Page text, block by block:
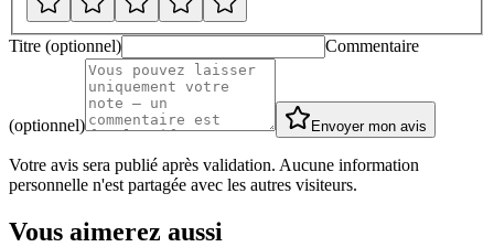
Titre (optionnel) Commentaire
(optionnel) Envoyer mon avis
Votre avis sera publié après validation. Aucune information
personnelle n'est partagée avec les autres visiteurs.
Vous aimerez aussi